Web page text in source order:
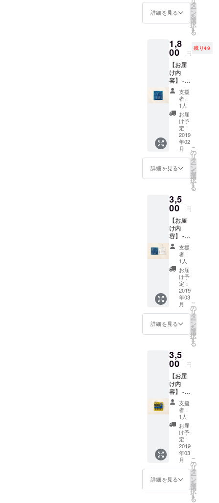
色の希
望があ
ご連絡
くださ
い。先
着順で
対応さ
せてい
ただき
ます。
ご連絡
がない
場合は
私たち
の方で
選んで
お送り
いたし
ます。
なりま
すの
で、部
品調達
が可能
な方に
おすす
めで
す。
て】
Quxの
ステッ
カーに
三角波
のオシ
レータ
基板を
お届け
しま
す。 色
赤・
緑・
青・
白・黒
の5種類
があり
ます。
色の希
望があ
ご連絡
くださ
い。先
着順で
対応さ
せてい
ただき
ます。
ご連絡
がない
場合は
私たち
の方で
選んで
お送り
いたし
ます。
いない
ので、
部品調
達が可
能な方
におす
すめで
す。
詳細を見る
タ
ー
ン
を
選
択
す
る
1,8
00 円
残り49
【お届
け内
容】 -
キー
ボード
基板 -
ステッ
カー
【リ
ターン
につい
て】
Quxの
ステッ
カー
と、今
する
キー
ボード
の基板
をお届
けしま
す！ 色
赤・
緑・
青・
白・黒
の5種類
があり
ます。
色の希
望があ
ご連絡
くださ
い。先
着順で
対応さ
せてい
ただき
ます。
ご連絡
がない
場合は
私たち
の方で
選んで
お送り
いたし
ます。
支援
者：
1人
お届
け予
定：
2019
年02
月
詳細を見る
こ
の
リ
タ
ー
ン
を
選
択
す
る
3,5
00 円
【お届
け内
容】 -
キー
ボード
基板 -
VCO基
板 - ス
テッ
カー
Quxの
ステッ
カーと
今回生
産予定
のキー
基板に
加え、
VCO基
板を
セット
にして
お届け
しま
す！ 部
品を購
入しは
んだ付
けをす
れば、
モノ
フォ
ニッ
支援
者：
1人
お届
け予
定：
2019
年03
月
詳細を見る
こ
の
リ
タ
ー
ン
を
選
択
す
る
3,5
00 円
【お届
け内
容】 -
キー
ボード
基板 -
キー
ボード
用部品 -
ステッ
カー
Quxの
ステッ
カーと
今回生
産予定
支援
者：
1人
お届
け予
定：
2019
年03
月
詳細を見る
こ
の
リ
タ
ー
ン
を
選
択
す
る